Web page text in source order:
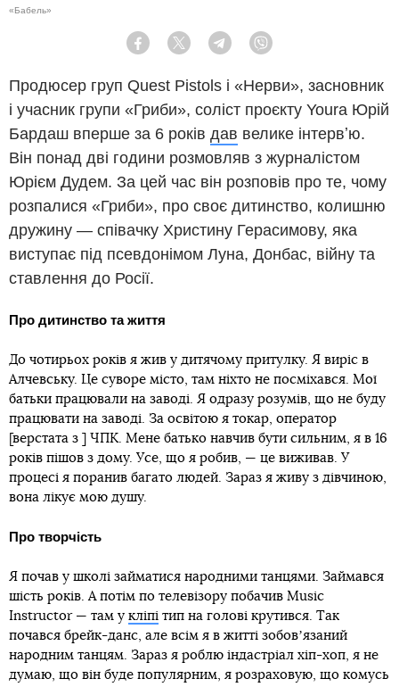
«Бабель»
Facebook Twitter Telegram
Продюсер груп Quest Pistols і «Нерви», засновник
і учасник групи «Гриби», соліст проєкту Youra Юрій
Бардаш вперше за 6 років дав велике інтервʼю.
Він понад дві години розмовляв з журналістом
Юрієм Дудем. За цей час він розповів про те, чому
розпалися «Гриби», про своє дитинство, колишню
дружину — співачку Христину Герасимову, яка
виступає під псевдонімом Луна, Донбас, війну та
ставлення до Росії.
Про дитинство та життя
До чотирьох років я жив у дитячому притулку. Я виріс в
Алчевську. Це суворе місто, там ніхто не посміхався. Мої
батьки працювали на заводі. Я одразу розумів, що не буду
працювати на заводі. За освітою я токар, оператор
[верстата з ] ЧПК. Мене батько навчив бути сильним, я в 16
років пішов з дому. Усе, що я робив, — це виживав. У
процесі я поранив багато людей. Зараз я живу з дівчиною,
вона лікує мою душу.
Про творчість
Я почав у школі займатися народними танцями. Займався
шість років. А потім по телевізору побачив Music
Instructor — там у кліпі тип на голові крутився. Так
почався брейк-данс, але всім я в житті зобовʼязаний
народним танцям. Зараз я роблю індастріал хіп-хоп, я не
думаю, що він буде популярним, я розраховую, що комусь